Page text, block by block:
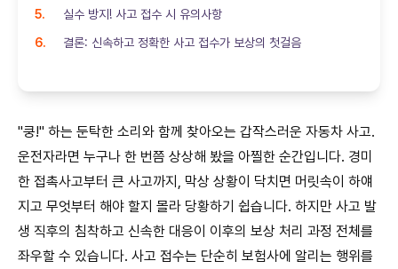
실수 방지! 사고 접수 시 유의사항
결론: 신속하고 정확한 사고 접수가 보상의 첫걸음
"쿵!" 하는 둔탁한 소리와 함께 찾아오는 갑작스러운 자동차 사고.
운전자라면 누구나 한 번쯤 상상해 봤을 아찔한 순간입니다. 경미
한 접촉사고부터 큰 사고까지, 막상 상황이 닥치면 머릿속이 하얘
지고 무엇부터 해야 할지 몰라 당황하기 쉽습니다. 하지만 사고 발
생 직후의 침착하고 신속한 대응이 이후의 보상 처리 과정 전체를
좌우할 수 있습니다. 사고 접수는 단순히 보험사에 알리는 행위를